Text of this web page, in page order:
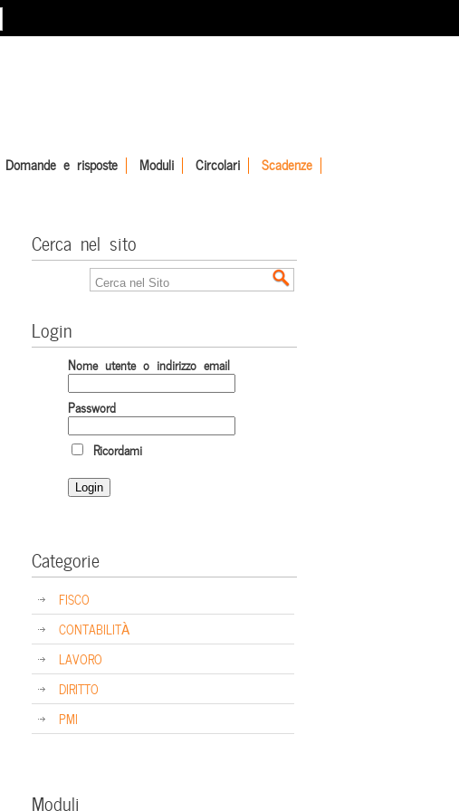
Domande e risposte Moduli Circolari Scadenze
Cerca nel sito
Login
Nome utente o indirizzo email
Password
Ricordami
Categorie
FISCO
CONTABILITÀ
LAVORO
DIRITTO
PMI
Moduli